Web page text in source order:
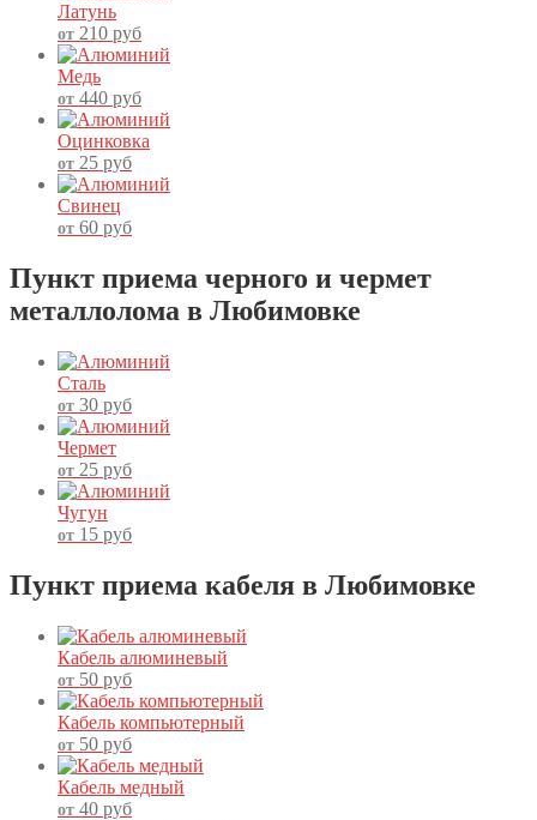
Латунь
от 210 руб
Медь
от 440 руб
Оцинковка
от 25 руб
Свинец
от 60 руб
Пункт приема черного и чермет
металлолома в Любимовке
Сталь
от 30 руб
Чермет
от 25 руб
Чугун
от 15 руб
Пункт приема кабеля в Любимовке
Кабель алюминевый
от 50 руб
Кабель компьютерный
от 50 руб
Кабель медный
от 40 руб